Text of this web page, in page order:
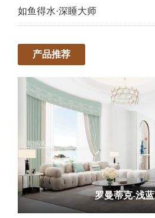
如鱼得水·深睡大师
产品推荐
罗曼蒂克-浅蓝